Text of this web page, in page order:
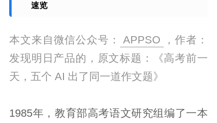
速览
本文来自微信公众号： APPSO
，作者：
发现明日产品的，原文标题：《高考前一
天，五个 AI 出了同一道作文题》
1985年，教育部高考语文研究组编了一本